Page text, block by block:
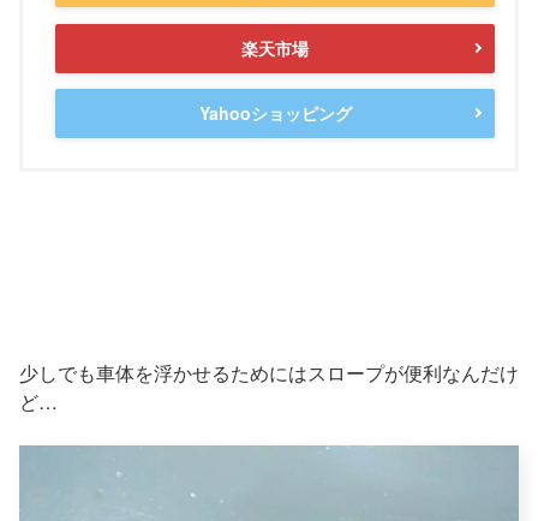
楽天市場
Yahooショッピング
少しでも車体を浮かせるためにはスロープが便利なんだけ
ど…